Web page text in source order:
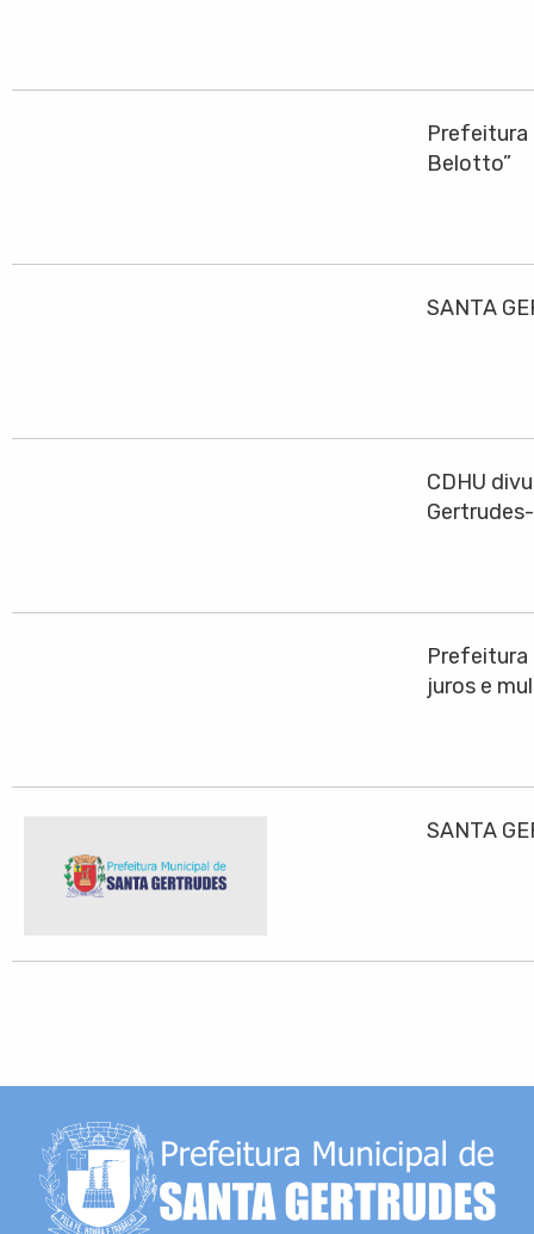
Prefeitura
Belotto”
SANTA
CDHU
Prefeitura
juros e
SANTA